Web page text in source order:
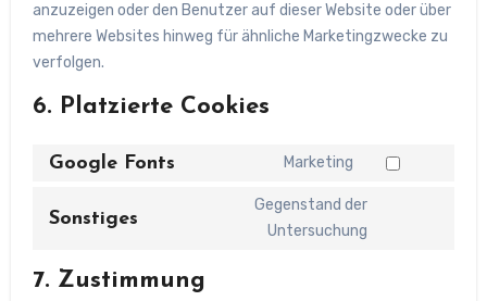
anzuzeigen oder den Benutzer auf dieser Website oder über
mehrere Websites hinweg für ähnliche Marketingzwecke zu
verfolgen.
6. Platzierte Cookies
Google Fonts Marketing
Consent
Sonstiges
Gegenstand der
Untersuchung
7. Zustimmung